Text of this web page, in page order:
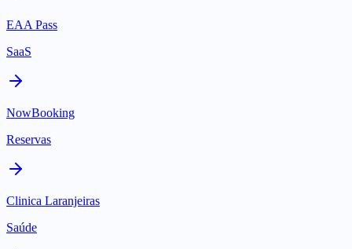
EAA Pass
SaaS
NowBooking
Reservas
Clinica Laranjeiras
Saúde